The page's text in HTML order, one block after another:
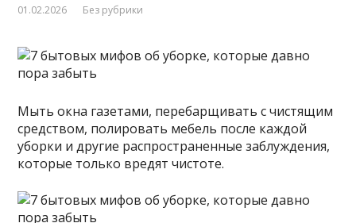
01.02.2026 Без рубрики
Мыть окна газетами, перебарщивать с чистящим
средством, полировать мебель после каждой
уборки и другие распространенные заблуждения,
которые только вредят чистоте.